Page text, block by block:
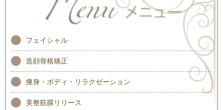
フェイシャル
造顔骨格矯正
痩身・ボディ・リラクゼーション
美整筋膜リリース